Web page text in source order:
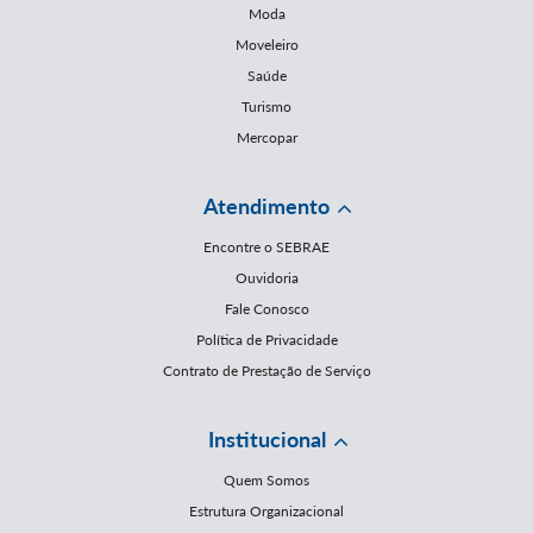
Moda
Moveleiro
Saúde
Turismo
Mercopar
Atendimento
Encontre o SEBRAE
Ouvidoria
Fale Conosco
Política de Privacidade
Contrato de Prestação de Serviço
Institucional
Quem Somos
Estrutura Organizacional